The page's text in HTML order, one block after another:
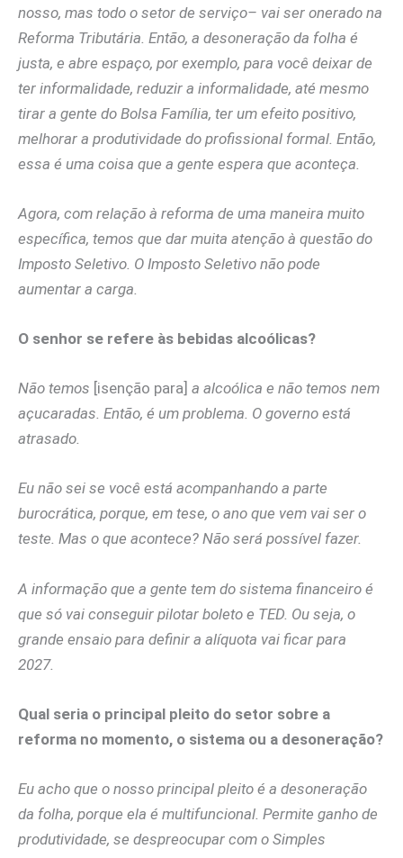
nosso, mas todo o setor de serviço– vai ser onerado na
Reforma Tributária. Então, a desoneração da folha é
justa, e abre espaço, por exemplo, para você deixar de
ter informalidade, reduzir a informalidade, até mesmo
tirar a gente do Bolsa Família, ter um efeito positivo,
melhorar a produtividade do profissional formal. Então,
essa é uma coisa que a gente espera que aconteça.
Agora, com relação à reforma de uma maneira muito
específica, temos que dar muita atenção à questão do
Imposto Seletivo. O Imposto Seletivo não pode
aumentar a carga.
O senhor se refere às bebidas alcoólicas?
Não temos [isenção para] a alcoólica e não temos nem
açucaradas. Então, é um problema. O governo está
atrasado.
Eu não sei se você está acompanhando a parte
burocrática, porque, em tese, o ano que vem vai ser o
teste. Mas o que acontece? Não será possível fazer.
A informação que a gente tem do sistema financeiro é
que só vai conseguir pilotar boleto e TED. Ou seja, o
grande ensaio para definir a alíquota vai ficar para
2027.
Qual seria o principal pleito do setor sobre a
reforma no momento, o sistema ou a desoneração?
Eu acho que o nosso principal pleito é a desoneração
da folha, porque ela é multifuncional. Permite ganho de
produtividade, se despreocupar com o Simples